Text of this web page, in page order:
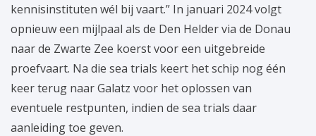
kennisinstituten wél bij vaart.” In januari 2024 volgt
opnieuw een mijlpaal als de Den Helder via de Donau
naar de Zwarte Zee koerst voor een uitgebreide
proefvaart. Na die sea trials keert het schip nog één
keer terug naar Galatz voor het oplossen van
eventuele restpunten, indien de sea trials daar
aanleiding toe geven.